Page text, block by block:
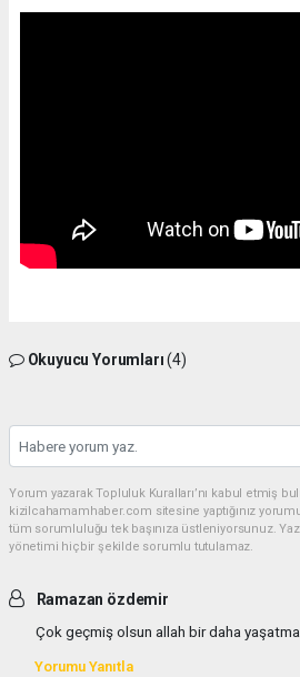
Okuyucu Yorumları(4)
Yorum yazarak Topluluk Kuralları’nı kabul etmiş
kizilcahamamhaber.com sitesine yaptığınız
tüm sorumluluğu tek başınıza üstleniyorsunuz.
yönetimi hiçbir şekilde sorumlu tutulamaz.
Ramazan özdemir
Çok geçmiş olsun allah bir daha
Yorumu Yanıtla